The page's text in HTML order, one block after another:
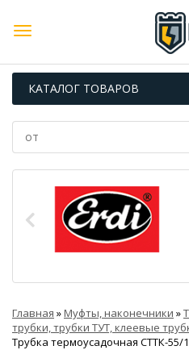
КАТАЛОГ ТОВАРОВ
Главная »Муфты, наконечники »
трубки, трубки ТУТ, клеевые
Трубка термоусадочная СТТК-55/